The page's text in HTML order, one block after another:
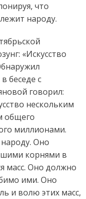
что
народу.
«Искусство
беседе с
говорил:
нескольким
общего
миллионами.
Оно
корнями в
масс. Оно должно
ими. Оно
и волю этих масс,